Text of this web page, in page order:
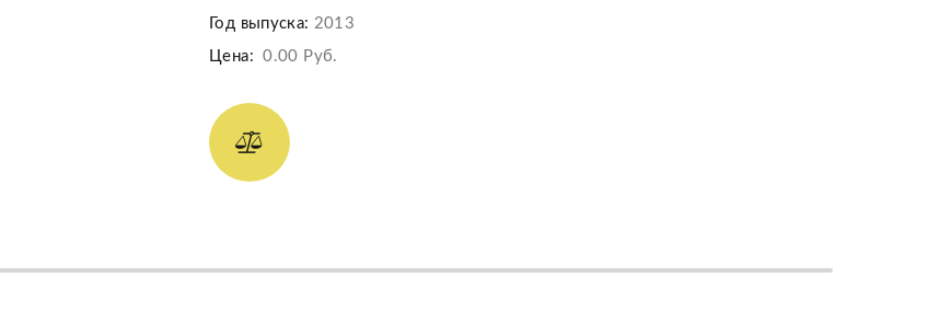
Год выпуска: 2013
Цена: 0.00 Руб.